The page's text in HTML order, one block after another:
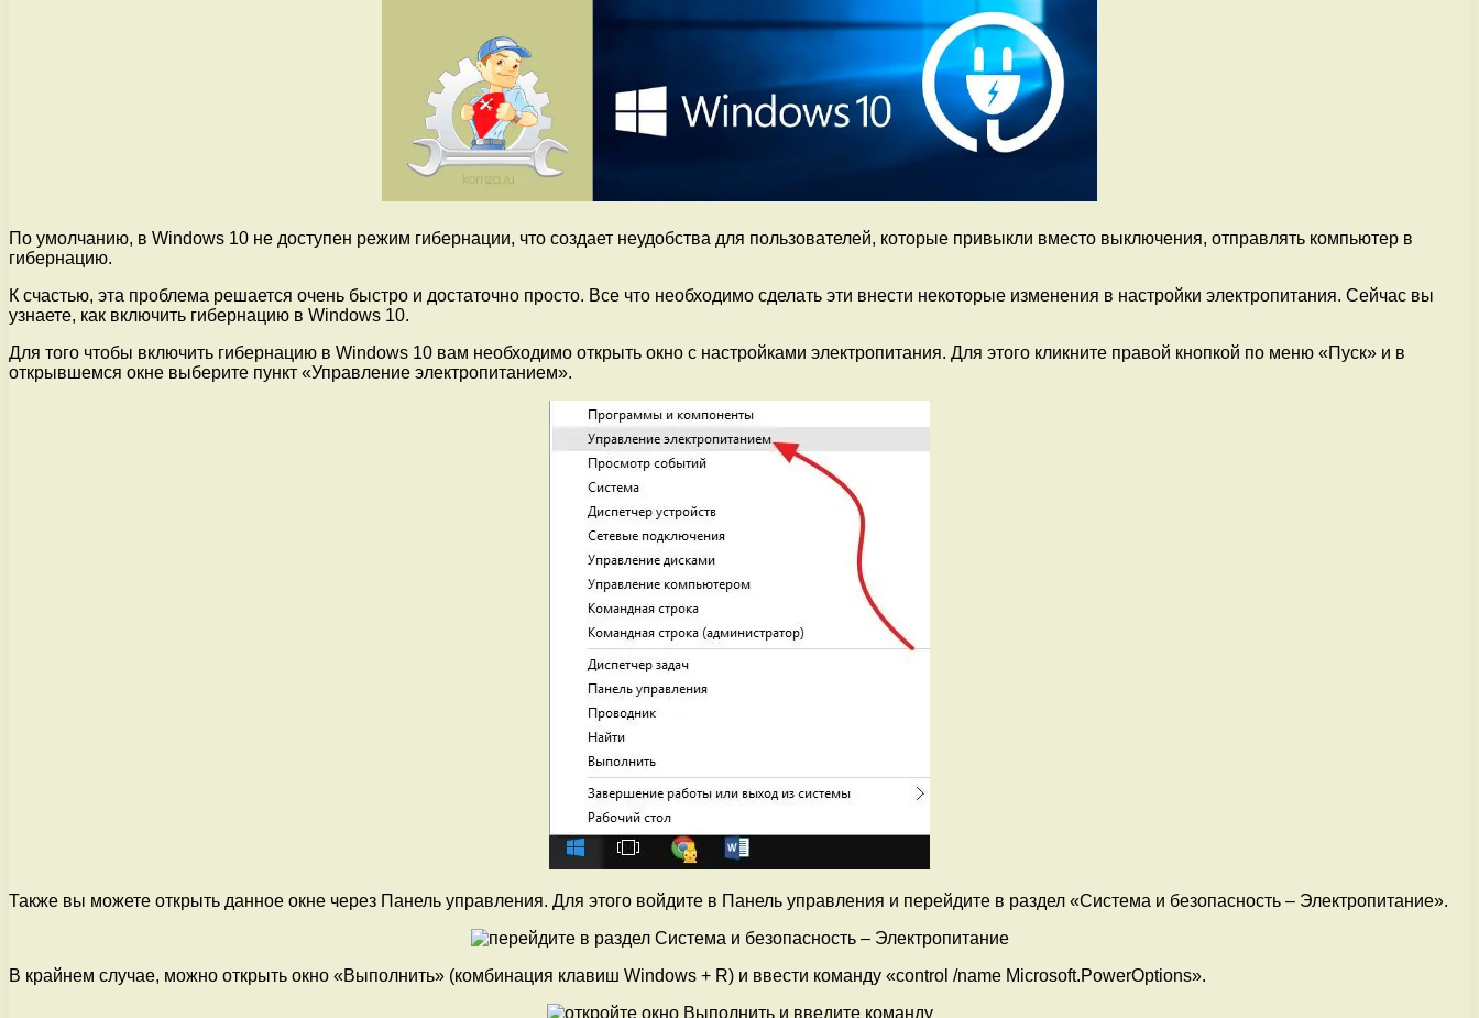
По умолчанию, в Windows 10 не доступен режим гибернации, что создает неудобства для пользователей, которые привыкли вместо выключения, отправлять компьютер в
гибернацию.
К счастью, эта проблема решается очень быстро и достаточно просто. Все что необходимо сделать эти внести некоторые изменения в настройки электропитания. Сейчас вы
узнаете, как включить гибернацию в Windows 10.
Для того чтобы включить гибернацию в Windows 10 вам необходимо открыть окно с настройками электропитания. Для этого кликните правой кнопкой по меню «Пуск» и в
открывшемся окне выберите пункт «Управление электропитанием».
Также вы можете открыть данное окне через Панель управления. Для этого войдите в Панель управления и перейдите в раздел «Система и безопасность – Электропитание».
В крайнем случае, можно открыть окно «Выполнить» (комбинация клавиш Windows + R) и ввести команду «control /name Microsoft.PowerOptions».